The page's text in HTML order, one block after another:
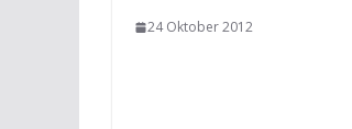
24 Oktober 2012